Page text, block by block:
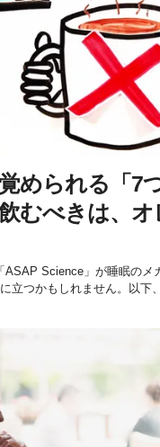
められる「7
むべきは、
ASAP Science」が睡眠のメ
立つかもしれません。以下